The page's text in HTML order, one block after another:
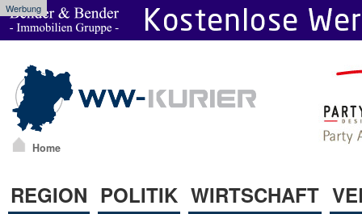
Werbung
Home
REGION POLITIK WIRTSCHAFT